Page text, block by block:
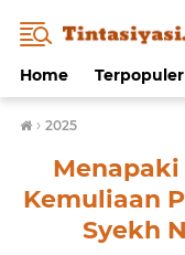
Home Terpopuler
› 2025
Menapaki
Kemuliaan
Syekh